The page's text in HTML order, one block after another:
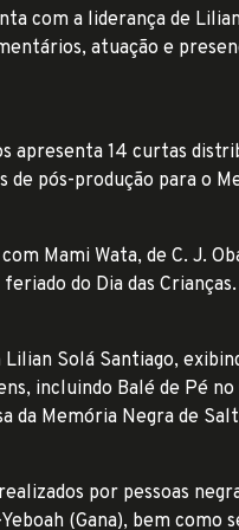
com a liderança de
atuação e
apresenta 14 curtas
pós-produção para o
Mami Wata, de C. J.
do Dia das Crianças.
Solá Santiago,
incluindo Balé de Pé no
da Memória Negra de
por pessoas
(Gana), bem como